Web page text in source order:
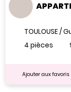
TOULOUSE /
4 pièces
Ajouter aux favoris